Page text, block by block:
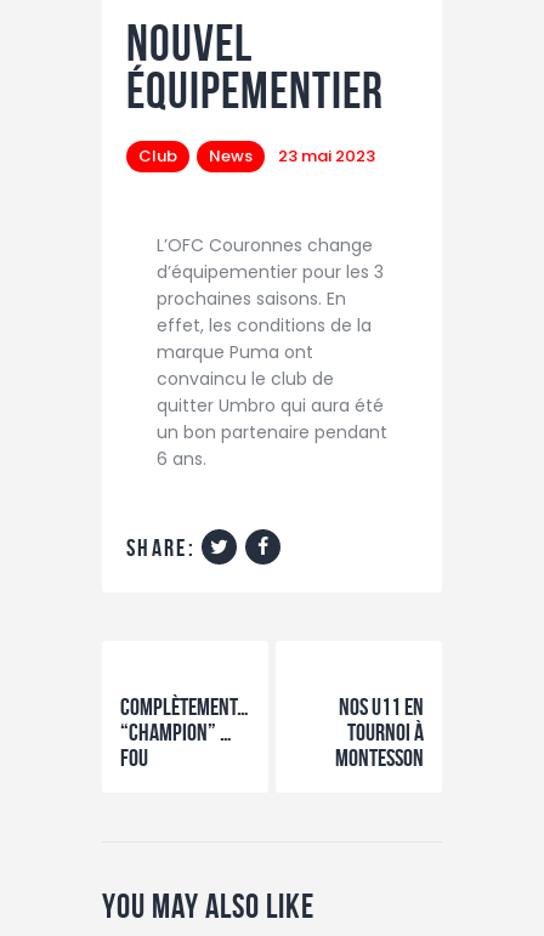
Nouvel
équipementier
Club News 23 mai 2023
L’OFC Couronnes change
d’équipementier pour les 3
prochaines saisons. En
effet, les conditions de la
marque Puma ont
convaincu le club de
quitter Umbro qui aura été
un bon partenaire pendant
6 ans.
share:
Complètement…
“champion” …
fou
Nos U11 en
tournoi à
Montesson
You May Also Like